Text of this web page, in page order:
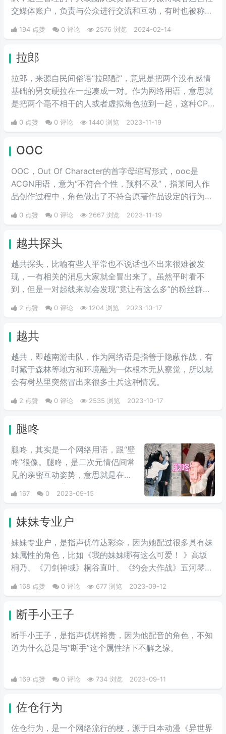
交媒体账户，负责与公众进行交流和互动，有时也被称
为“官皮”。
194 点赞 0 评论 2576 浏览 2024-02-14
拉郎
拉郎，来源自民间俗语“拉郎配”，意思是把两个没有感情
基础的男女硬拉在一起凑成一对。作为网络用语，意思就
是把两个毫不相干的人或者虚拟角色拉到一起，这种CP
是一男一女，也可以是男男，或女女等等。
0 点赞 0 评论 1440 浏览 2023-11-19
OOC
OOC，Out Of Character的首字母缩写形式，ooc是
ACGN用语，意为“不符合个性，预料不及”，指某同人作
品创作过程中，角色做出了不符合原著作品设定的行为举
止，并且没有合理的铺垫作为转变基础，使其做出原角色
不可能做出的行为，简言之，就是与人物原型不符的人设
cos圈和同人文中，指与原型像不符的人设崩塌行为和语
言，俗称人设崩啦。
0 点赞 0 评论 2667 浏览 2023-11-19
越共探头
越共探头，比喻有些人平常也不说话也不出来很难被发
现，一有相关的消息大家就全冒出来了。虽然平时看不
到，但是一对起线来就会发现“竟让有这么多”的粉丝群
体。这个词不存在褒义还是贬义，算是中性词吧。
2 点赞 0 评论 1204 浏览 2023-10-17
越共
越共，即越南游击队，作为网络语是指善于隐蔽作战，有
时藏于森林等地方和环境融为一体根本无从察觉，所以就
会有树丛里突然冒出来很多士兵这种情况。
2 点赞 0 评论 2535 浏览 2023-10-17
腿咚
腿咚，其实是一个网络用语，跟“壁
咚”很像。腿咚，是二次元情侣间常
见的亲密互动姿势，意思就是在自
己的表白对象背靠墙的时候，自己
高抬腿之后伸直压在墙壁上，简单
对方单肩上。
167 0 2023-09-15
妹妹专业户
妹妹专业户，是指声优竹达彩奈，因为她配过很多具有妹
妹属性的角色，比如《我的妹妹哪有这么可爱！ 》高坂
桐乃、《刀剑神域》桐谷直叶、《约会大作战》五河琴里
168 点赞 0 评论 677 浏览 2023-09-12
断手小王子
断手小王子，是指声优梶裕贵，因为他配音的角色，不知
道为什么总是与“断手”这个属性结下不解之缘。
169 点赞 0 评论 734 浏览 2023-09-11
佐仓行为
佐仓行为，是一个网络流行的梗，源于日本动漫《异世界